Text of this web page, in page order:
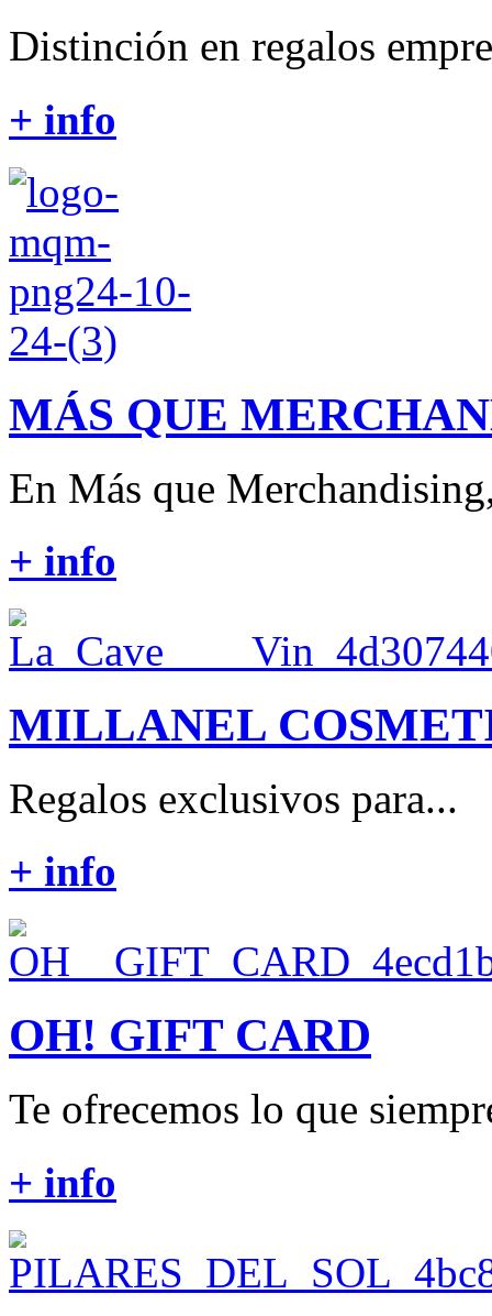
Distinción en regalos
+ info
MÁS QUE
En Más que
+ info
MILLANEL
Regalos exclusivos para...
+ info
OH! GIFT CARD
Te ofrecemos lo que
+ info